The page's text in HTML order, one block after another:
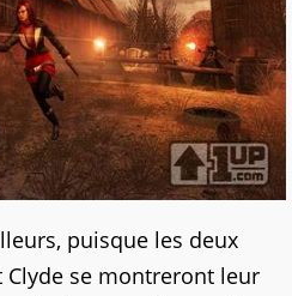
puisque les deux
se montreront leur